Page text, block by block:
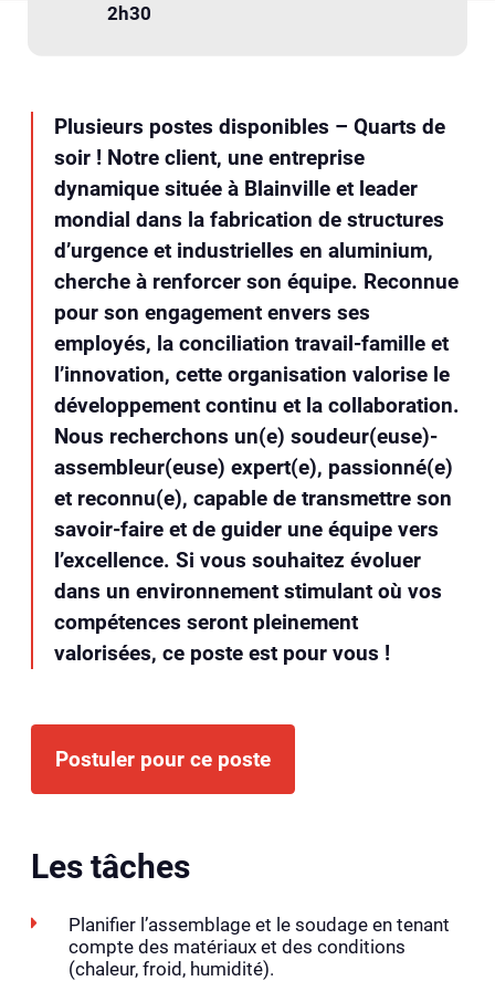
2h30
Plusieurs postes disponibles – Quarts de
soir ! Notre client, une entreprise
dynamique située à Blainville et leader
mondial dans la fabrication de structures
d’urgence et industrielles en aluminium,
cherche à renforcer son équipe. Reconnue
pour son engagement envers ses
employés, la conciliation travail-famille et
l’innovation, cette organisation valorise le
développement continu et la collaboration.
Nous recherchons un(e) soudeur(euse)-
assembleur(euse) expert(e), passionné(e)
et reconnu(e), capable de transmettre son
savoir-faire et de guider une équipe vers
l’excellence. Si vous souhaitez évoluer
dans un environnement stimulant où vos
compétences seront pleinement
valorisées, ce poste est pour vous !
Postuler pour ce poste
Les tâches
Planifier l’assemblage et le soudage en tenant
compte des matériaux et des conditions
(chaleur, froid, humidité).